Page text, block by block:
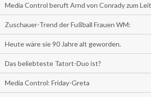
Media Control beruft Arnd von Conrady zum
Zuschauer-Trend der Fußball Frauen WM:
Heute wäre sie 90 Jahre alt geworden.
Das beliebteste Tatort-Duo ist?
Media Control: Friday-Greta